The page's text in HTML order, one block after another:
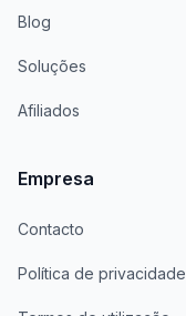
Blog
Soluções
Afiliados
Empresa
Contacto
Política de privacidade